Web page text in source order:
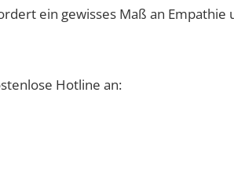
ein gewisses Maß an Empathie
Hotline an: